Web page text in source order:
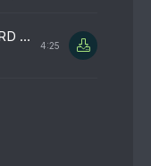
ДРЯНЬ (AI COVER HARD ROCK)
4:25